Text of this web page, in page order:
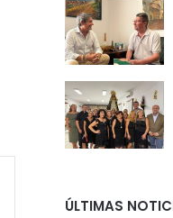
ÚLTIMAS